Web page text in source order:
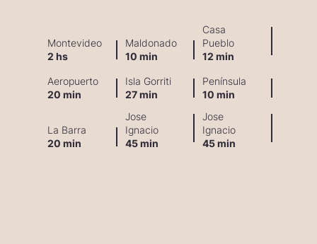
Montevideo
2 hs
Maldonado
10 min
Casa
Pueblo
12 min
Aeropuerto
20 min
Isla Gorriti
27 min
Península
10 min
La Barra
20 min
Jose
Ignacio
45 min
Jose
Ignacio
45 min